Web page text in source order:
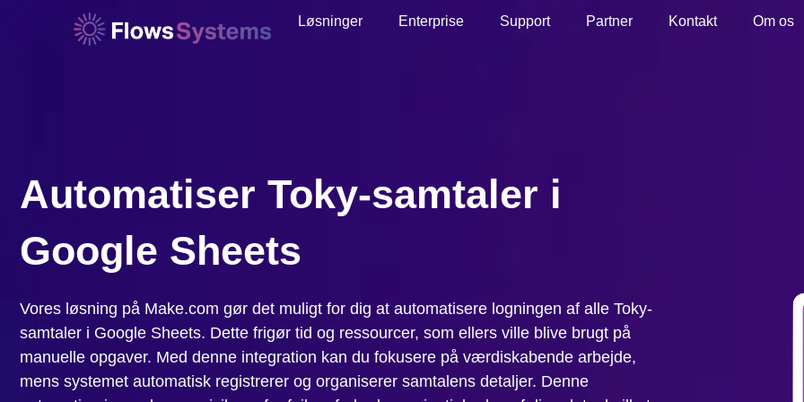
Løsninger Enterprise Support Partner Kontakt Om os
Automatiser Toky-samtaler i
Google Sheets
Vores løsning på Make.com gør det muligt for dig at automatisere logningen af alle Toky-
samtaler i Google Sheets. Dette frigør tid og ressourcer, som ellers ville blive brugt på
manuelle opgaver. Med denne integration kan du fokusere på værdiskabende arbejde,
mens systemet automatisk registrerer og organiserer samtalens detaljer. Denne